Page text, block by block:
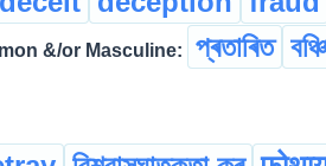
&/or Masculine: প্ৰতাৰিত